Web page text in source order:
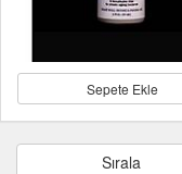
Sepete Ekle
Sırala